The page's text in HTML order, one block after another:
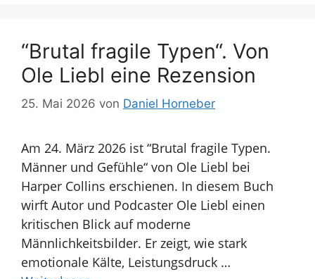
“Brutal fragile Typen“. Von
Ole Liebl eine Rezension
25. Mai 2026 von Daniel Horneber
Am 24. März 2026 ist “Brutal fragile Typen.
Männer und Gefühle“ von Ole Liebl bei
Harper Collins erschienen. In diesem Buch
wirft Autor und Podcaster Ole Liebl einen
kritischen Blick auf moderne
Männlichkeitsbilder. Er zeigt, wie stark
emotionale Kälte, Leistungsdruck …